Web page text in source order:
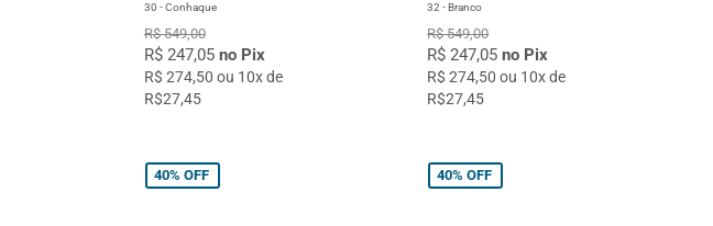
30 - Conhaque
R$ 549,00
R$ 247,05 no Pix
R$ 274,50 ou 10x de
R$27,45
32 - Branco
R$ 549,00
R$ 247,05no Pix
R$ 274,50 ou 10x de
R$27,45
40% OFF 40% OFF